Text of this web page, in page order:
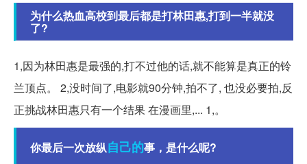
为什么热血高校到最后都是打林田惠,打到一半就没
了?
1,因为林田惠是最强的,打不过他的话,就不能算是真正的铃
兰顶点。 2,没时间了,电影就90分钟,拍不了, 也没必要拍,反
正挑战林田惠只有一个结果 在漫画里,... 1,。
你最后一次放纵自己的事，是什么呢?